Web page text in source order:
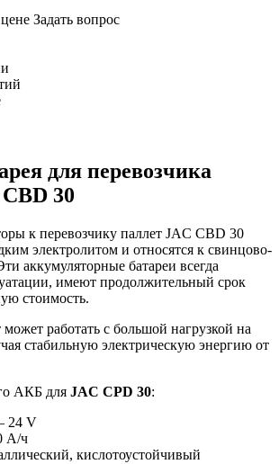
Задать вопрос
для перевозчика
30
к перевозчику паллет JAC CBD 30
электролитом и относятся к свинцово-
аккумуляторные батареи всегда
имеют продолжительный срок
стоимость.
работать с большой нагрузкой на
стабильную электрическую энергию от
АКБ для JAC CPD 30:
24 V
А/ч
кислотоустойчивый